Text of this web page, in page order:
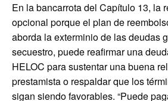
En la bancarrota del Capítulo 13, la
opcional porque el plan de
aborda la exterminio de las deudas
secuestro, puede reafirmar una
HELOC para sustentar una buena
prestamista o respaldar que los
sigan siendo favorables. “Puede